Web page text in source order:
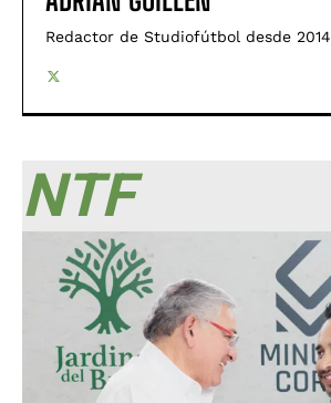
Redactor de Studiofútbol desde 2014
NTF